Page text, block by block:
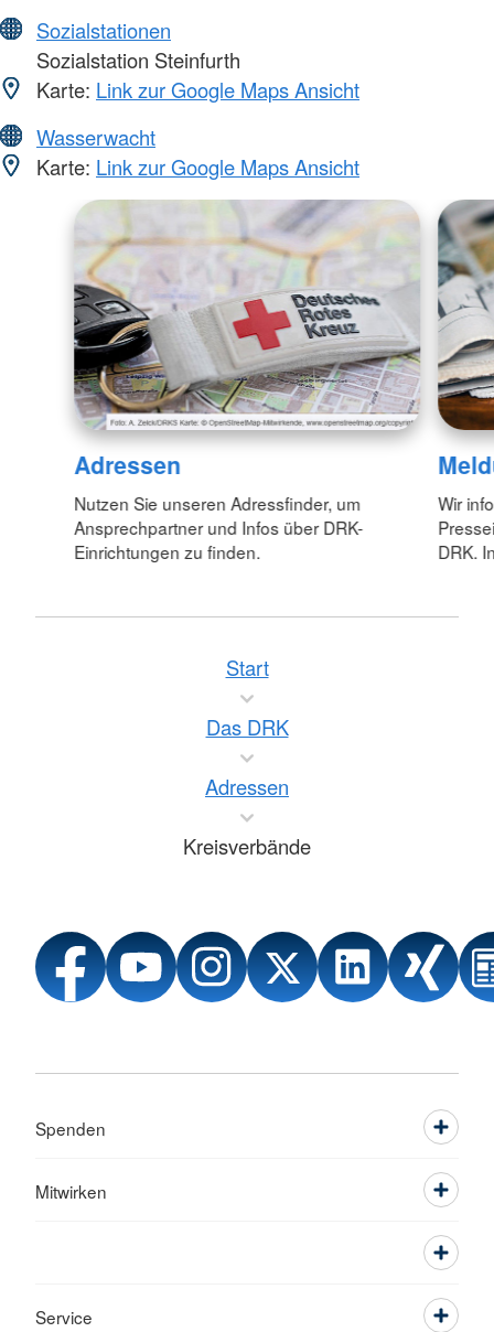
Sozialstationen
Sozialstation Steinfurth
Karte: Link zur Google Maps Ansicht
Wasserwacht
Karte: Link zur Google Maps Ansicht
Adressen
Nutzen Sie unseren Adressfinder, um
Ansprechpartner und Infos über DRK-
Einrichtungen zu finden.
Wir
DRK.
Start
Das DRK
Adressen
Kreisverbände
Spenden
Mitwirken
Service